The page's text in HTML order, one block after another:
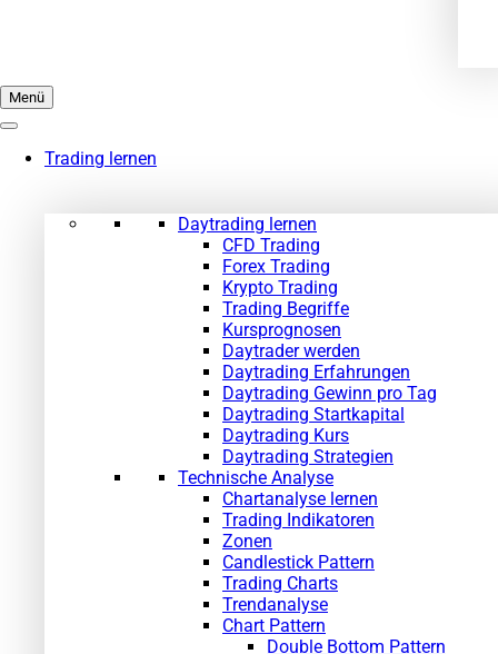
Menü
Trading lernen
Daytrading lernen
CFD Trading
Forex Trading
Krypto Trading
Trading Begriffe
Kursprognosen
Daytrader werden
Daytrading Erfahrungen
Daytrading Gewinn pro Tag
Daytrading Startkapital
Daytrading Kurs
Daytrading Strategien
Technische Analyse
Chartanalyse lernen
Trading Indikatoren
Zonen
Candlestick Pattern
Trading Charts
Trendanalyse
Chart Pattern
Double Bottom Pattern